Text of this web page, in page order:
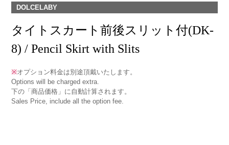
DOLCELABY
タイトスカート前後スリット付(DK-
8) / Pencil Skirt with Slits
※オプション料金は別途頂戴いたします。
Options will be charged extra.
下の「商品価格」に自動計算されます。
Sales Price, include all the option fee.